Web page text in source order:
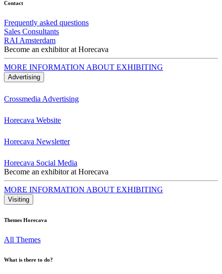
Contact
Frequently asked questions
Sales Consultants
RAI Amsterdam
Become an exhibitor at Horecava
MORE INFORMATION ABOUT EXHIBITING
Advertising
Crossmedia Advertising
Horecava Website
Horecava Newsletter
Horecava Social Media
Become an exhibitor at Horecava
MORE INFORMATION ABOUT EXHIBITING
Visiting
Themes Horecava
All Themes
What is there to do?